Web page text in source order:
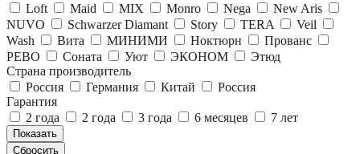
Loft
Maid MIX Monro Nega
New Aris
NUVO
Schwarzer Diamant Story TERA
Veil
Wash
Вита МИНИМИ Ноктюрн
Прованс
РЕВО
Соната Уют ЭКОНОМ
Этюд
Страна производитель
Россия
Германия Китай
Россия
Гарантия
2 года
2 года 3 года 6 месяцев 7 лет